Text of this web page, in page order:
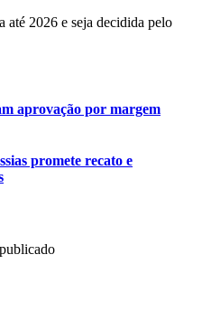
até 2026 e seja decidida pelo
aprovação por margem
promete recato e